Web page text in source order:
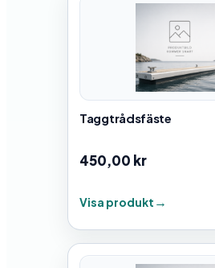
Taggtrådsfäste
450,00 kr
Visa produkt